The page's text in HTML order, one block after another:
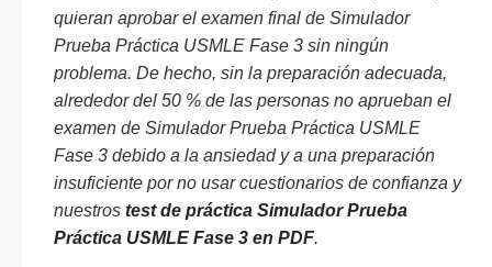
quieran aprobar el examen final de Simulador
Prueba Práctica USMLE Fase 3 sin ningún
problema. De hecho, sin la preparación adecuada,
alrededor del 50 % de las personas no aprueban el
examen de Simulador Prueba Práctica USMLE
Fase 3 debido a la ansiedad y a una preparación
insuficiente por no usar cuestionarios de confianza y
nuestros test de práctica Simulador Prueba
Práctica USMLE Fase 3 en PDF.